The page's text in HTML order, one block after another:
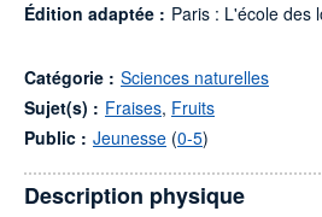
Édition adaptée : Paris : L'école des
Catégorie : Sciences naturelles
Sujet(s) : Fraises, Fruits
Public : Jeunesse (0-5)
Description physique